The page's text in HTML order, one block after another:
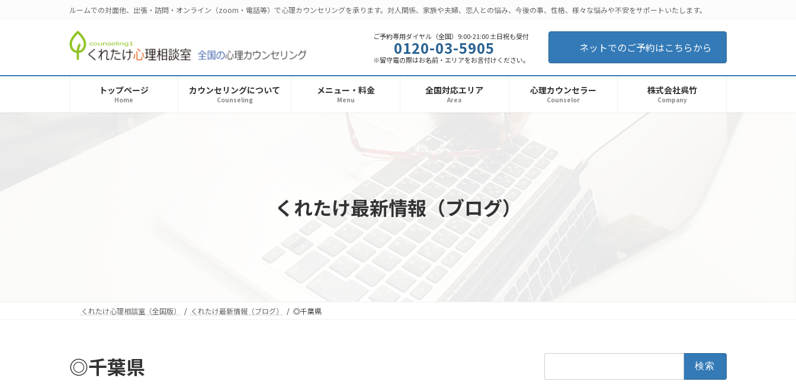
へ
ョ
ルームでの対面他、出張・訪問・オンライン（zoom・電話等）で心理カウンセリングを承ります。対人関係、家族や夫婦、恋人との悩み、今後の事、性格、様々な悩みや不安をサポートいたします。
ご予約専用ダイヤル（全国）9:00-21:00 土日祝も受付
0120-03-5905
※留守電の際はお名前・エリアをお言付けください。
ネットでのご予約はこちらから
トップページ
Home
カウンセリングについて
Counseling
メニュー・料金
Menu
全国対応エリア
Area
心理カウンセラー
Counselor
株式会社呉竹
Company
くれたけ最新情報（ブログ）
くれたけ心理相談室（全国版） くれたけ最新情報（ブログ） ◎千葉県
◎千葉県